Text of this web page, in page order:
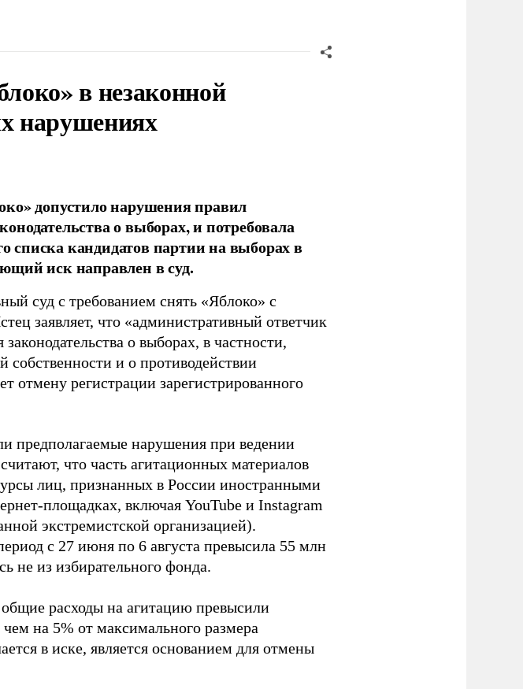
в незаконной
нарушениях
допустило нарушения правил
о выборах, и потребовала
списка кандидатов партии на выборах в
иск направлен в суд.
суд с требованием снять «Яблоко» с
заявляет, что «административный ответчик
о выборах, в частности,
собственности и о противодействии
отмену регистрации зарегистрированного
предполагаемые нарушения при ведении
что часть агитационных материалов
лиц, признанных в России иностранными
площадках, включая YouTube и Instagram
экстремистской организацией).
с 27 июня по 6 августа превысила 55 млн
не из избирательного фонда.
расходы на агитацию превысили
на 5% от максимального размера
в иске, является основанием для отмены